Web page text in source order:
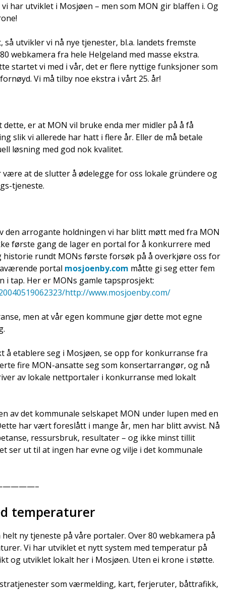
har utviklet i Mosjøen – men som MON gir blaffen i. Og
så utvikler vi nå nye tjenester, bl.a. landets fremste
webkamera fra hele Helgeland med masse ekstra.
startet vi med i vår, det er flere nyttige funksjoner som
Vi må tilby noe ekstra i vårt 25. år!
er at MON vil bruke enda mer midler på å få
slik vi allerede har hatt i flere år. Eller de må betale
løsning med god nok kvalitet.
at de slutter å ødelegge for oss lokale gründere og
tjeneste.
den arrogante holdningen vi har blitt møtt med fra MON
første gang de lager en portal for å konkurrere med
historie rundt MONs første forsøk på å overkjøre oss for
portal mosjoenby.com måtte gi seg etter fem
i tap. Her er MONs gamle tapsprosjekt:
http://www.mosjoenby.com/
men at vår egen kommune gjør dette mot egne
å etablere seg i Mosjøen, se opp for konkurranse fra
fire MON-ansatte seg som konsertarrangør, og nå
av lokale nettportaler i konkurranse med lokalt
av det kommunale selskapet MON under lupen med en
har vært foreslått i mange år, men har blitt avvist. Nå
ressursbruk, resultater – og ikke minst tillit
ser ut til at ingen har evne og vilje i det kommunale
temperaturer
helt ny tjeneste på våre portaler. Over 80 webkamera på
Vi har utviklet et nytt system med temperatur på
og utviklet lokalt her i Mosjøen. Uten ei krone i støtte.
som værmelding, kart, ferjeruter, båttrafikk,